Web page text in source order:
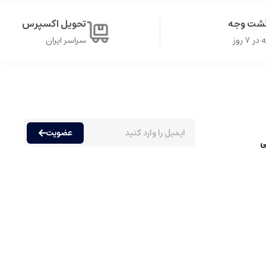
پانزده تا سی درصد اسانس در ترکیب خود دارند، که باعث می شود
وجه
روز
تحویل اکسپرس
سراسر ایران
عضویت